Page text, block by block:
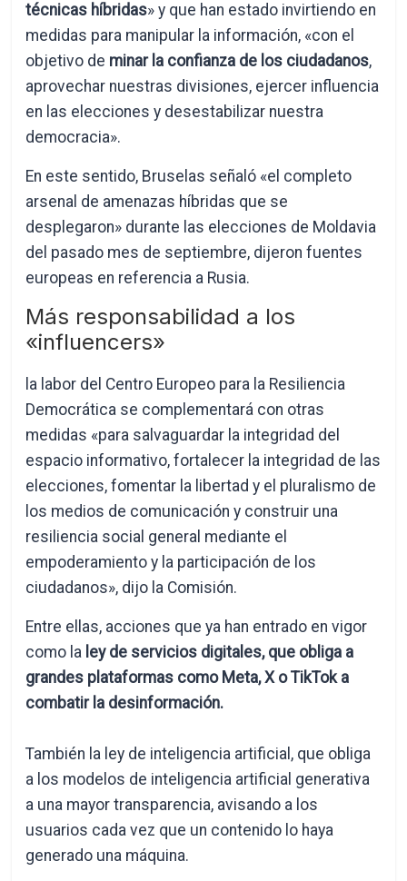
técnicas híbridas» y que han estado invirtiendo en
medidas para manipular la información, «con el
objetivo de minar la confianza de los ciudadanos,
aprovechar nuestras divisiones, ejercer influencia
en las elecciones y desestabilizar nuestra
democracia».
En este sentido, Bruselas señaló «el completo
arsenal de amenazas híbridas que se
desplegaron» durante las elecciones de Moldavia
del pasado mes de septiembre, dijeron fuentes
europeas en referencia a Rusia.
Más responsabilidad a los
«influencers»
la labor del Centro Europeo para la Resiliencia
Democrática se complementará con otras
medidas «para salvaguardar la integridad del
espacio informativo, fortalecer la integridad de las
elecciones, fomentar la libertad y el pluralismo de
los medios de comunicación y construir una
resiliencia social general mediante el
empoderamiento y la participación de los
ciudadanos», dijo la Comisión.
Entre ellas, acciones que ya han entrado en vigor
como la ley de servicios digitales, que obliga a
grandes plataformas como Meta, X o TikTok a
combatir la desinformación.
También la ley de inteligencia artificial, que obliga
a los modelos de inteligencia artificial generativa
a una mayor transparencia, avisando a los
usuarios cada vez que un contenido lo haya
generado una máquina.